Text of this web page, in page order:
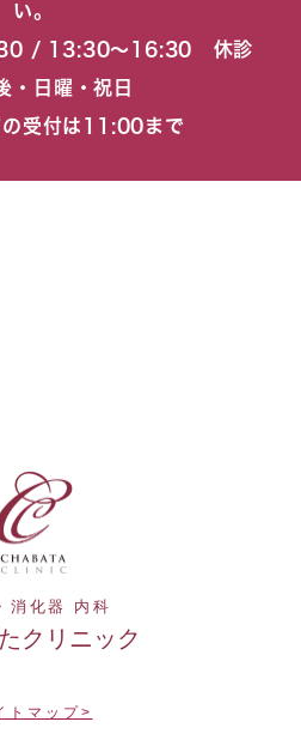
い。
/ 13:30〜16:30 休診
・日曜・祝日
受付は11:00まで
消化器 内科
クリニック
トマップ>